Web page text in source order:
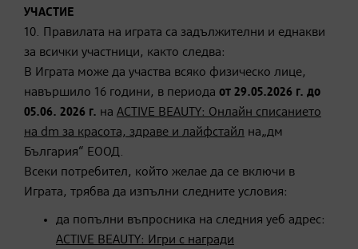
УЧАСТИЕ
10. Правилата на играта са задължителни и еднакви
за всички участници, както следва:
В Играта може да участва всяко физическо лице,
навършило 16 години, в периода от 29.05.2026 г. до
05.06. 2026 г. на ACTIVE BEAUTY: Онлайн списанието
на dm за красота, здраве и лайфстайл на„дм
България“ ЕООД.
Всеки потребител, който желае да се включи в
Играта, трябва да изпълни следните условия:
да попълни въпросника на следния уеб адрес:
ACTIVE BEAUTY: Игри с награди